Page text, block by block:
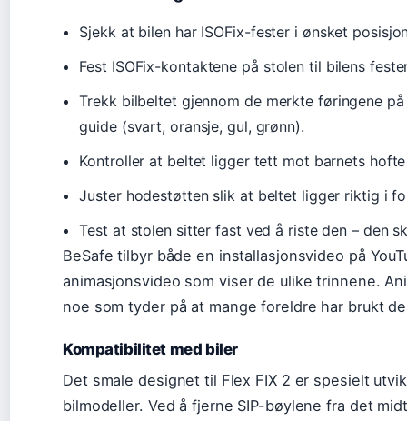
Sjekk at bilen har ISOFix-fester i ønsket
Fest ISOFix-kontaktene på stolen til bilens
Trekk bilbeltet gjennom de merkte føringene
guide (svart, oransje, gul, grønn).
Kontroller at beltet ligger tett mot barnets
Juster hodestøtten slik at beltet ligger riktig i
Test at stolen sitter fast ved å riste den – den
BeSafe tilbyr både en installasjonsvideo på
animasjonsvideo som viser de ulike trinnene.
noe som tyder på at mange foreldre har brukt
Kompatibilitet med biler
Det smale designet til Flex FIX 2 er spesielt
bilmodeller. Ved å fjerne SIP-bøylene fra det